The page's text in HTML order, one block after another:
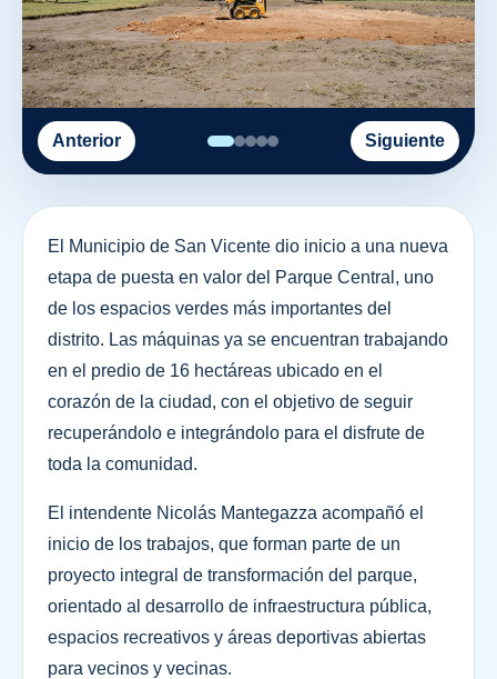
Anterior Siguiente
El Municipio de San Vicente dio inicio a una nueva
etapa de puesta en valor del Parque Central, uno
de los espacios verdes más importantes del
distrito. Las máquinas ya se encuentran trabajando
en el predio de 16 hectáreas ubicado en el
corazón de la ciudad, con el objetivo de seguir
recuperándolo e integrándolo para el disfrute de
toda la comunidad.
El intendente Nicolás Mantegazza acompañó el
inicio de los trabajos, que forman parte de un
proyecto integral de transformación del parque,
orientado al desarrollo de infraestructura pública,
espacios recreativos y áreas deportivas abiertas
para vecinos y vecinas.